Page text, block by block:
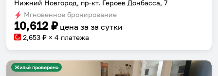
Нижний Новгород, пр-кт. Героев Донбасса, 7
Мгновенное бронирование
10,612 ₽ цена за за сутки
2,653 ₽ × 4 платежа
Жильё проверено